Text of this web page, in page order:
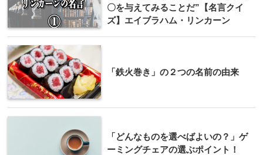
〇を与えてみることだ”【名言クイ
ズ】エイブラハム・リンカーン
「鉄火巻き」の２つの名前の由来
「どんなものを選べばよいの？」ゲ
ーミングチェアの選ぶポイント！